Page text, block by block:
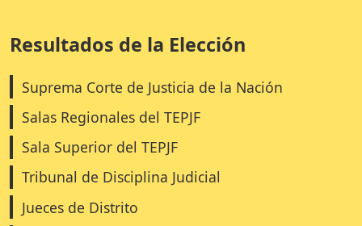
Resultados de la Elección
Suprema Corte de Justicia de la Nación
Salas Regionales del TEPJF
Sala Superior del TEPJF
Tribunal de Disciplina Judicial
Jueces de Distrito